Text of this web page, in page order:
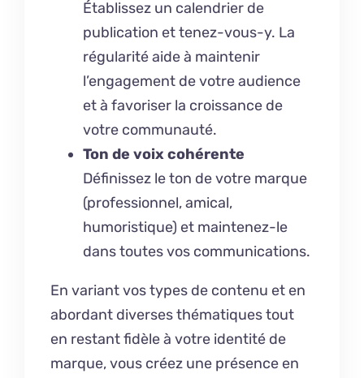
Établissez un calendrier de
publication et tenez-vous-y. La
régularité aide à maintenir
l’engagement de votre audience
et à favoriser la croissance de
votre communauté.
Ton de voix cohérente
Définissez le ton de votre marque
(professionnel, amical,
humoristique) et maintenez-le
dans toutes vos communications.
En variant vos types de contenu et en
abordant diverses thématiques tout
en restant fidèle à votre identité de
marque, vous créez une présence en